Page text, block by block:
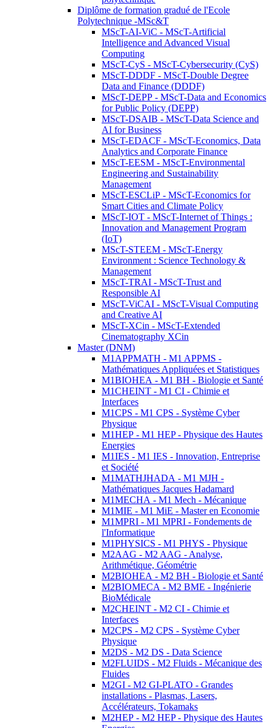
Diplôme de formation gradué de l'Ecole
Polytechnique -MSc&T
MScT-AI-ViC - MScT-Artificial
Intelligence and Advanced Visual
Computing
MScT-CyS - MScT-Cybersecurity (CyS)
MScT-DDDF - MScT-Double Degree
Data and Finance (DDDF)
MScT-DEPP - MScT-Data and Economics
for Public Policy (DEPP)
MScT-DSAIB - MScT-Data Science and
AI for Business
MScT-EDACF - MScT-Economics, Data
Analytics and Corporate Finance
MScT-EESM - MScT-Environmental
Engineering and Sustainability
Management
MScT-ESCLiP - MScT-Economics for
Smart Cities and Climate Policy
MScT-IOT - MScT-Internet of Things :
Innovation and Management Program
(IoT)
MScT-STEEM - MScT-Energy
Environment : Science Technology &
Management
MScT-TRAI - MScT-Trust and
Responsible AI
MScT-ViCAI - MScT-Visual Computing
and Creative AI
MScT-XCin - MScT-Extended
Cinematography XCin
Master (DNM)
M1APPMATH - M1 APPMS -
Mathématiques Appliquées et Statistiques
M1BIOHEA - M1 BH - Biologie et Santé
M1CHEINT - M1 CI - Chimie et
Interfaces
M1CPS - M1 CPS - Système Cyber
Physique
M1HEP - M1 HEP - Physique des Hautes
Energies
M1IES - M1 IES - Innovation, Entreprise
et Société
M1MATHJHADA - M1 MJH -
Mathématiques Jacques Hadamard
M1MECHA - M1 Mech - Mécanique
M1MIE - M1 MiE - Master en Economie
M1MPRI - M1 MPRI - Fondements de
l'Informatique
M1PHYSICS - M1 PHYS - Physique
M2AAG - M2 AAG - Analyse,
Arithmétique, Géométrie
M2BIOHEA - M2 BH - Biologie et Santé
M2BIOMECA - M2 BME - Ingénierie
BioMédicale
M2CHEINT - M2 CI - Chimie et
Interfaces
M2CPS - M2 CPS - Système Cyber
Physique
M2DS - M2 DS - Data Science
M2FLUIDS - M2 Fluids - Mécanique des
Fluides
M2GI - M2 GI-PLATO - Grandes
installations - Plasmas, Lasers,
Accélérateurs, Tokamaks
M2HEP - M2 HEP - Physique des Hautes